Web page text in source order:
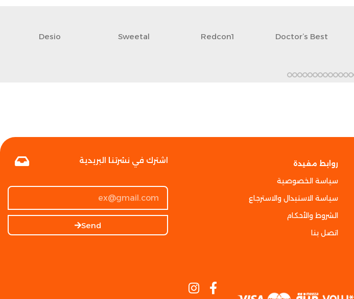
Doctor’s Best
Redcon1
Sweetal
Desio
روابط مفيدة
سياسة الخصوصية
سياسة الاستبدال والاسترجاع
الشروط والأحكام
اتصل بنا
اشترك في نشرتنا البريدية
Send